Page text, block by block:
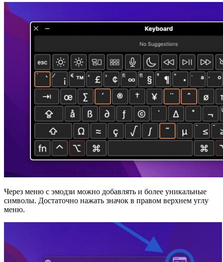
Через меню с эмодзи можно добавлять и более уникальные
символы. Достаточно нажать значок в правом верхнем углу
меню.